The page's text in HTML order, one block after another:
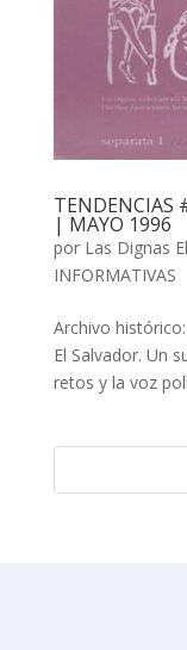
TENDENCIAS
| MAYO 1996
por Las Dignas
INFORMATIVAS
Archivo
El Salvador. Un
retos y la voz